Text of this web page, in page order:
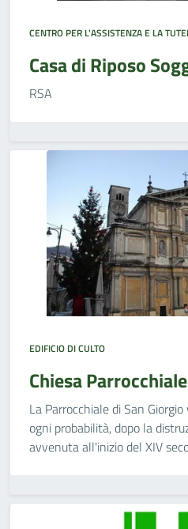
CENTRO PER L'ASSISTENZA E LA
Casa di Riposo
RSA
EDIFICIO DI CULTO
Chiesa
La Parrocchiale di San
ogni probabilità, dopo la
avvenuta all'inizio del XIV